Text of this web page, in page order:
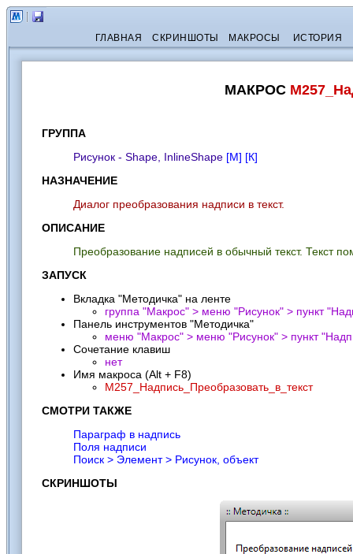
ГЛАВНАЯ СКРИНШОТЫ МАКРОСЫ ИСТОРИЯ
МАКРОС
ГРУППА
Рисунок - Shape, InlineShape [М] [К]
НАЗНАЧЕНИЕ
Диалог преобразования надписи в текст.
ОПИСАНИЕ
Преобразование надписей в обычный текст. Текст
ЗАПУСК
Вкладка "Методичка" на ленте
группа "Макрос" > меню "Рисунок" > пункт "
Панель инструментов "Методичка"
меню "Макрос" > меню "Рисунок" > пункт "
Сочетание клавиш
нет
Имя макроса (Alt + F8)
M257_Надпись_Преобразовать_в_текст
СМОТРИ ТАКЖЕ
Параграф в надпись
Поля надписи
Поиск > Элемент > Рисунок, объект
СКРИНШОТЫ